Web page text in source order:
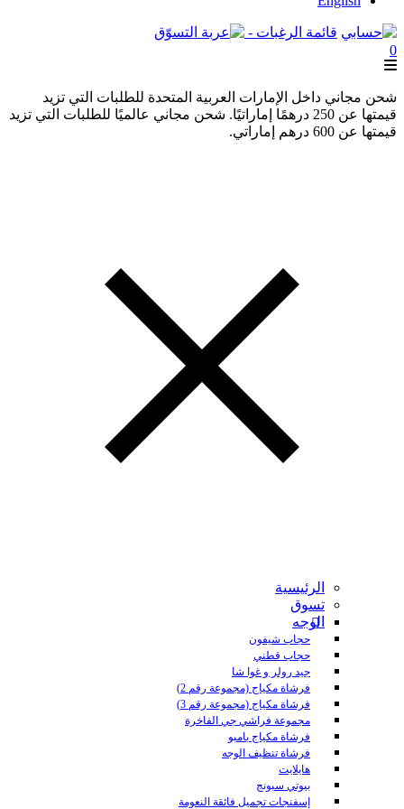
قائمة الرغبات -
0
شحن مجاني داخل الإمارات العربية المتحدة للطلبات التي تزيد
قيمتها عن 250 درهمًا إماراتيًا. شحن مجاني عالميًا للطلبات التي تزيد
قيمتها عن 600 درهم إماراتي.
الرئيسية
تسوق
الوجه
حجاب شيفون
حجاب قطني
جيد رولر و غوا شا
فرشاة مكياج (مجموعة رقم 2)
فرشاة مكياج (مجموعة رقم 3)
مجموعة فراشي جي الفاخرة
فرشاة مكياج بامبو
فرشاة تنظيف الوجه
هايلايت
بيوتي سبونج
إسفنجات تجميل فائقة النعومة